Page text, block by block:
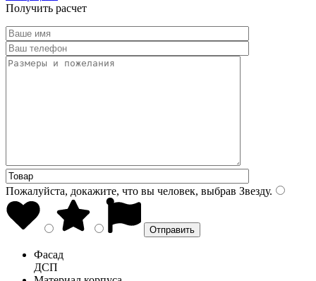
Получить расчет
Пожалуйста, докажите, что вы человек, выбрав Звезду.
Фасад
ДСП